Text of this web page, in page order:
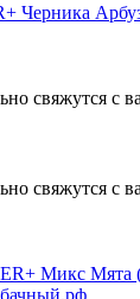
Арбуз
свяжутся с
свяжутся с